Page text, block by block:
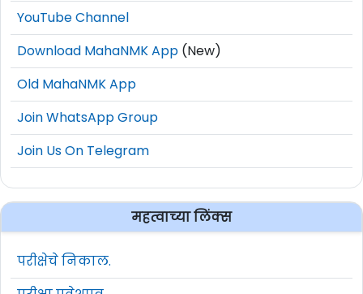
YouTube Channel
Download MahaNMK App (New)
Old MahaNMK App
Join WhatsApp Group
Join Us On Telegram
महत्वाच्या लिंक्स
परीक्षेचे निकाल.